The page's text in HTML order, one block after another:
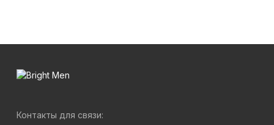
Контакты для связи: